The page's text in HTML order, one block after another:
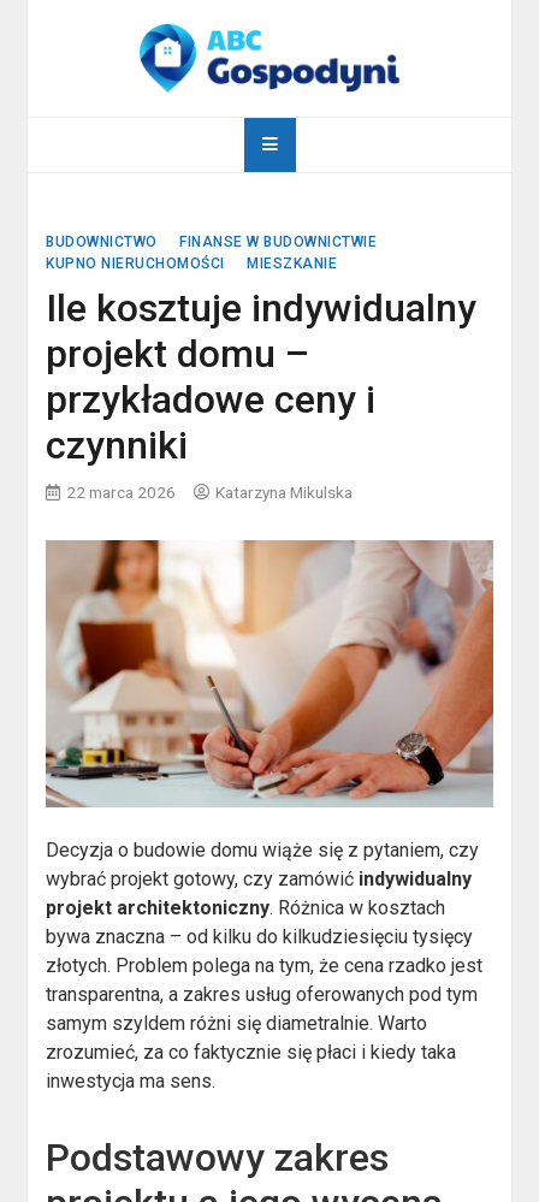
abcgospodyni.pl
BUDOWNICTWO
FINANSE W BUDOWNICTWIE
KUPNO NIERUCHOMOŚCI
MIESZKANIE
Ile kosztuje indywidualny
projekt domu –
przykładowe ceny i
czynniki
22 marca 2026 Katarzyna Mikulska
Decyzja o budowie domu wiąże się z pytaniem, czy
wybrać projekt gotowy, czy zamówić indywidualny
projekt architektoniczny. Różnica w kosztach
bywa znaczna – od kilku do kilkudziesięciu tysięcy
złotych. Problem polega na tym, że cena rzadko jest
transparentna, a zakres usług oferowanych pod tym
samym szyldem różni się diametralnie. Warto
zrozumieć, za co faktycznie się płaci i kiedy taka
inwestycja ma sens.
Podstawowy zakres